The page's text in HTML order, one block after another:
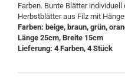
Farben. Bunte Blätter
Herbstblätter aus Filz mit
Farben: beige, braun, grün,
Länge 25cm, Breite 15cm
Lieferung: 4 Farben, 4 Stück